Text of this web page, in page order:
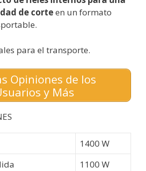
de corteen un formato
para el transporte.
Opiniones de los
y Más
1400 W
1100 W